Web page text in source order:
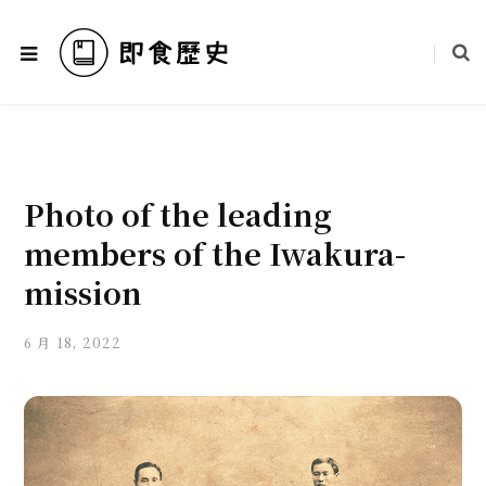
Photo of the leading
members of the Iwakura-
mission
6 月 18, 2022